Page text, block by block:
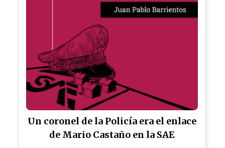
Un coronel de la Policía era el enlace
de Mario Castaño en la SAE